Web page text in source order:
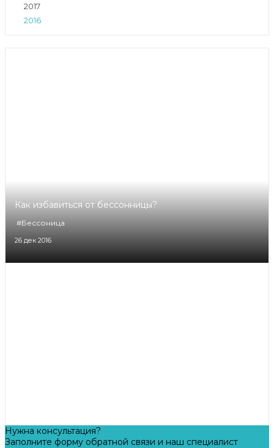
2017
2016
Как избавиться от бессонницы?
#Бессоница
26 дек 2016
Нужна консультация?
Заполните форму обратной связи и наш специалист